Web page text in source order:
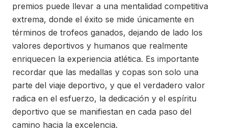
premios puede llevar a una mentalidad competitiva
extrema, donde el éxito se mide únicamente en
términos de trofeos ganados, dejando de lado los
valores deportivos y humanos que realmente
enriquecen la experiencia atlética. Es importante
recordar que las medallas y copas son solo una
parte del viaje deportivo, y que el verdadero valor
radica en el esfuerzo, la dedicación y el espíritu
deportivo que se manifiestan en cada paso del
camino hacia la excelencia.